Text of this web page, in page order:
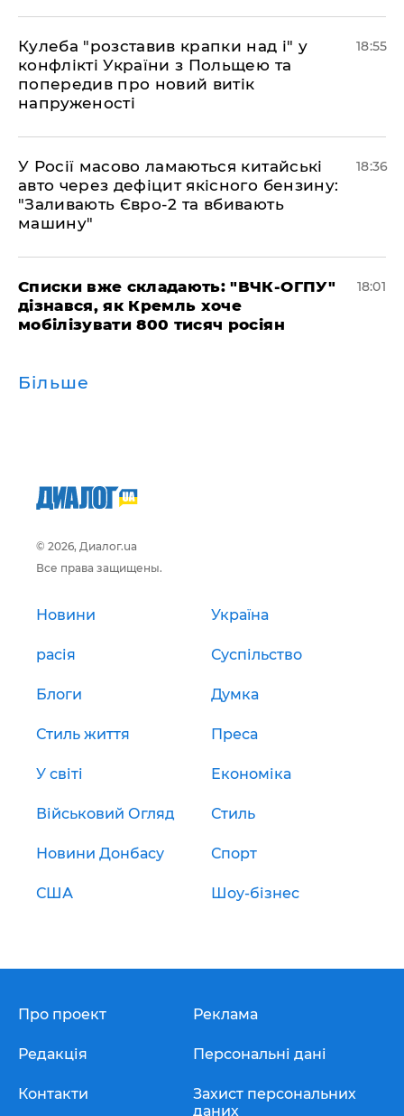
Кулеба "розставив крапки над і" у
конфлікті України з Польщею та
попередив про новий витік
напруженості
18:55
У Росії масово ламаються китайські
авто через дефіцит якісного бензину:
"Заливають Євро-2 та вбивають
машину"
18:36
Списки вже складають: "ВЧК-ОГПУ"
дізнався, як Кремль хоче
мобілізувати 800 тисяч росіян
18:01
Більше
© 2026, Диалог.ua
Все права защищены.
Новини Україна
расія Суспільство
Блоги Думка
Стиль життя Преса
У світі Економіка
Військовий Огляд Стиль
Новини Донбасу Спорт
США Шоу-бізнес
Про проект
Редакція
Контакти
Реклама
Персональні дані
Захист персональних
даних